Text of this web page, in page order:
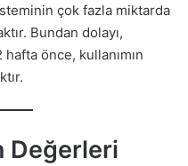
çok fazla miktarda
Bundan dolayı,
önce, kullanımın
Değerleri